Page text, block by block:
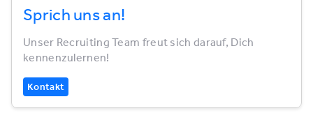
Sprich uns an!
Unser Recruiting Team freut sich darauf, Dich
kennenzulernen!
Kontakt